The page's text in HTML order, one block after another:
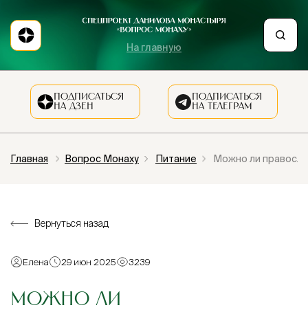
На главную
ПОДПИСАТЬСЯ
НА ДЗЕН
ПОДПИСАТЬСЯ
НА ТЕЛЕГРАМ
Главная Вопрос Монаху Питание Можно ли
Вернуться назад
Елена 29 июн 2025 3239
МОЖНО ЛИ